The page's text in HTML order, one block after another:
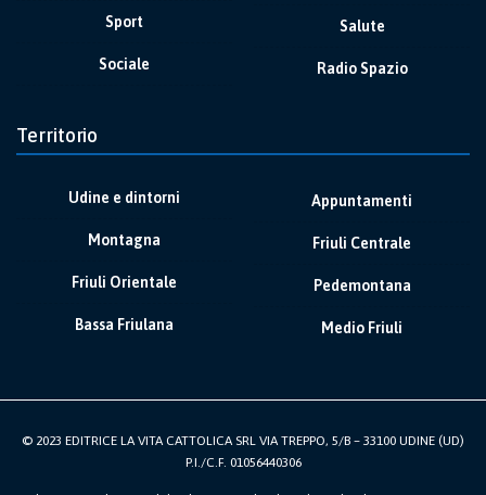
Sport
Sociale
Salute
Radio Spazio
Territorio
Udine e dintorni
Montagna
Friuli Orientale
Bassa Friulana
Appuntamenti
Friuli Centrale
Pedemontana
Medio Friuli
© 2023 EDITRICE LA VITA CATTOLICA SRL VIA TREPPO, 5/B – 33100 UDINE (UD)
P.I./C.F. 01056440306